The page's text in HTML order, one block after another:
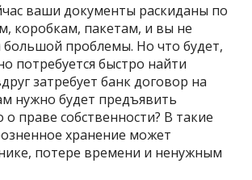
ваши документы раскиданы по
коробкам, пакетам, и вы не
большой проблемы. Но что будет,
потребуется быстро найти
затребует банк договор на
нужно будет предъявить
о праве собственности? В такие
хранение может
потере времени и ненужным